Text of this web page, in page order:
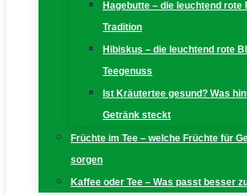
Hagebutte – die leuchtend rote
Tradition
Hibiskus – die leuchtend rote
Teegenuss
Ist Kräutertee gesund? Was
Getränk steckt
Früchte im Tee – welche Früchte für
sorgen
Kaffee oder Tee – Was passt besser